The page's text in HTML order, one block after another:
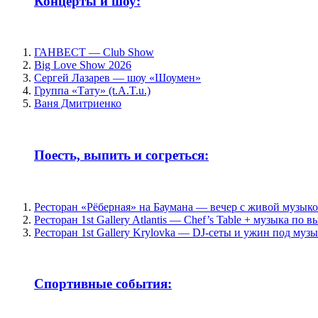
ГАНВЕСТ — Club Show
Big Love Show 2026
Сергей Лазарев — шоу «Шоумен»
Группа «Тату» (t.A.T.u.)
Ваня Дмитриенко
Поесть, выпить и согреться:
Ресторан «Рёберная» на Баумана — вечер с живой
Ресторан 1st Gallery Atlantis — Chef’s Table + музыка по
Ресторан 1st Gallery Krylovka — DJ-сеты и ужин под
Спортивные события: